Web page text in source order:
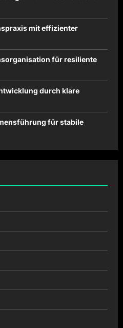
mit effizienter
für resiliente
durch klare
für stabile